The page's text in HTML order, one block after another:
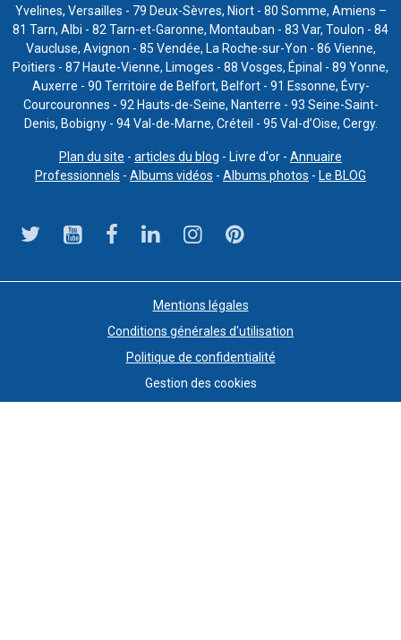
Yvelines, Versailles - 79 Deux-Sèvres, Niort - 80 Somme, Amiens –
81 Tarn, Albi - 82 Tarn-et-Garonne, Montauban - 83 Var, Toulon - 84
Vaucluse, Avignon - 85 Vendée, La Roche-sur-Yon - 86 Vienne,
Poitiers - 87 Haute-Vienne, Limoges - 88 Vosges, Épinal - 89 Yonne,
Auxerre - 90 Territoire de Belfort, Belfort - 91 Essonne, Évry-
Courcouronnes - 92 Hauts-de-Seine, Nanterre - 93 Seine-Saint-
Denis, Bobigny - 94 Val-de-Marne, Créteil - 95 Val-d’Oise, Cergy.
Plan du site - articles du blog - Livre d'or - Annuaire
Professionnels - Albums vidéos - Albums photos - Le BLOG
Mentions légales
Conditions générales d'utilisation
Politique de confidentialité
Gestion des cookies